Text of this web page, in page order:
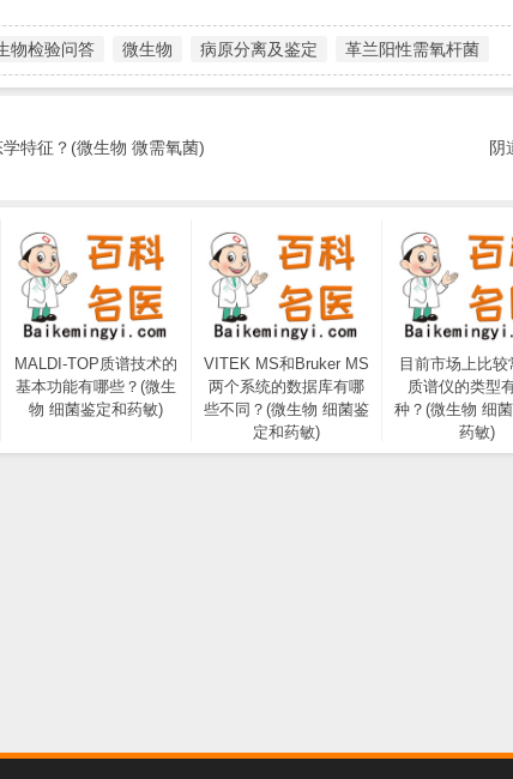
物检验问答 微生物 病原分离及鉴定 革兰阳性需氧杆菌
特征？(微生物 微需氧菌)
阴
MALDI-TOP质谱技术的
基本功能有哪些？(微生
物 细菌鉴定和药敏)
VITEK MS和Bruker MS
两个系统的数据库有哪
些不同？(微生物 细菌鉴
定和药敏)
目前市场上比较
质谱仪的类型
种？(微生物 细
药敏)